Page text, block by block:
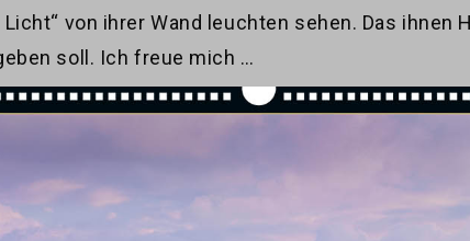
von ihrer Wand leuchten sehen. Das ihnen
soll. Ich freue mich …